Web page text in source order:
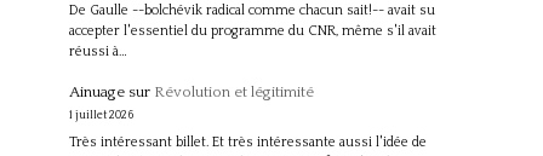
De Gaulle --bolchévik radical comme chacun sait!-- avait su
accepter l'essentiel du programme du CNR, même s'il avait
réussi à…
Ainuagesur Révolution et légitimité
1 juillet 2026
Très intéressant billet. Et très intéressante aussi l'idée de